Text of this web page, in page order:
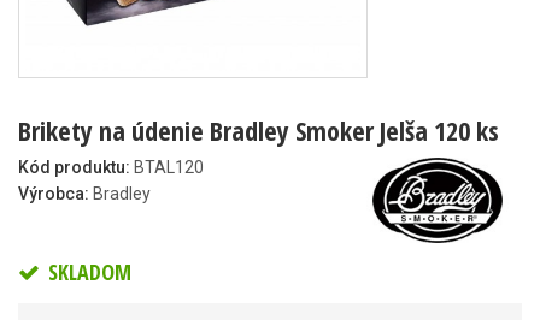
Brikety na údenie Bradley Smoker Jelša 120 ks
Kód produktu: BTAL120
Výrobca: Bradley
SKLADOM